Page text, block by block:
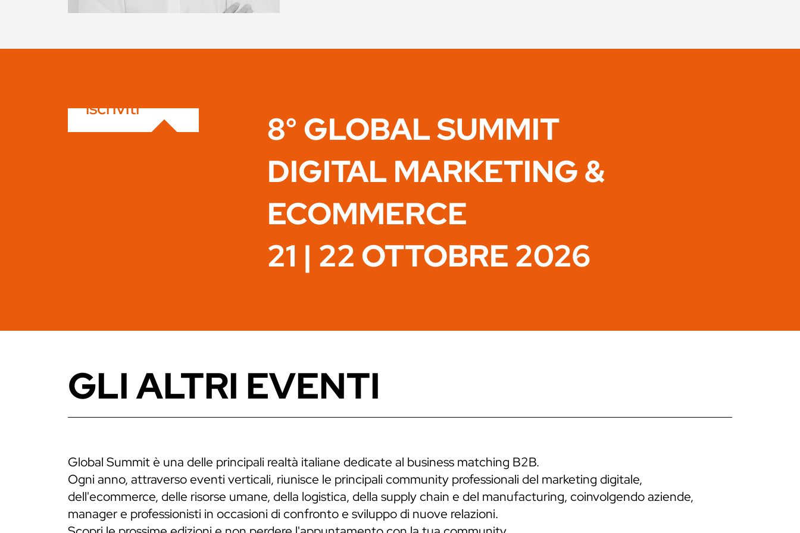
iscriviti
8° GLOBAL SUMMIT
DIGITAL MARKETING &
ECOMMERCE
21 | 22 OTTOBRE 2026
GLI ALTRI EVENTI
Global Summit è una delle principali realtà italiane dedicate al business matching B2B.
Ogni anno, attraverso eventi verticali, riunisce le principali community professionali del marketing digitale,
dell'ecommerce, delle risorse umane, della logistica, della supply chain e del manufacturing, coinvolgendo aziende,
manager e professionisti in occasioni di confronto e sviluppo di nuove relazioni.